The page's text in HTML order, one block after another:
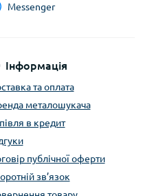
Інформація
та оплата
металошукача
в кредит
публічної оферти
зв’язок
Messenger